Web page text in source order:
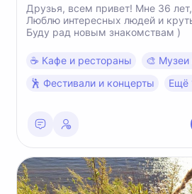
Друзья, всем привет! Мне 36
Люблю интересных людей и
Буду рад новым знакомствам )
☕️ Кафе и рестораны
🎨 Музеи
🕺 Фестивали и концерты
Ещё